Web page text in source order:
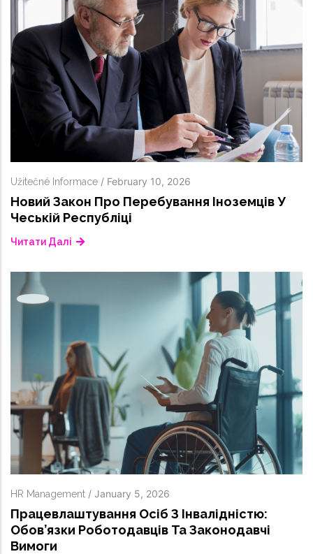
Užitečné Informace / February 10, 2026
Новий Закон Про Перебування Іноземців У
Чеській Республіці
Читати Далі
HR Management / January 5, 2026
Працевлаштування Осіб З Інвалідністю:
Обов’язки Роботодавців Та Законодавчі
Вимоги